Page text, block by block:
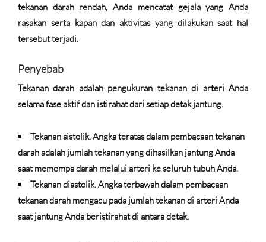
tekanan darah rendah, Anda mencatat gejala yang Anda
rasakan serta kapan dan aktivitas yang dilakukan saat hal
tersebut terjadi.
Penyebab
Tekanan darah adalah pengukuran tekanan di arteri Anda
selama fase aktif dan istirahat dari setiap detak jantung.
Tekanan sistolik. Angka teratas dalam pembacaan tekanan
darah adalah jumlah tekanan yang dihasilkan jantung Anda
saat memompa darah melalui arteri ke seluruh tubuh Anda.
Tekanan diastolik. Angka terbawah dalam pembacaan
tekanan darah mengacu pada jumlah tekanan di arteri Anda
saat jantung Anda beristirahat di antara detak.